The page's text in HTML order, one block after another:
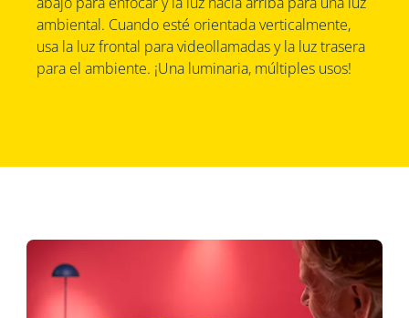
ambiental. Cuando esté orientada verticalmente,
usa la luz frontal para videollamadas y la luz trasera
para el ambiente. ¡Una luminaria, múltiples usos!